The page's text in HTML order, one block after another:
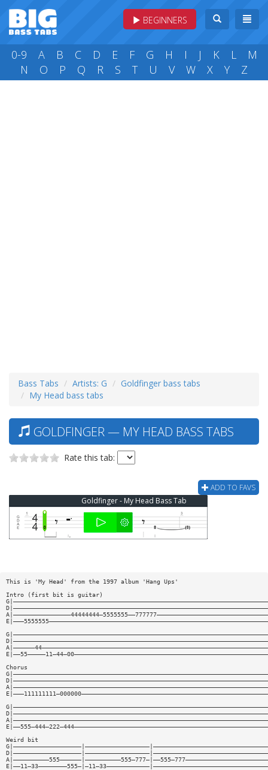
BEGINNERS
0-9 A B C D E F G H I J K L
M
N
O P Q R S T U V W X Y Z
Bass Tabs Artists: G
Goldfinger bass tabs
My Head bass tabs
GOLDFINGER — MY HEAD BASS TABS
Rate this tab:
ADD TO FAVS
Goldfinger - My Head Bass Tab
This is 'My Head' from the 1997 album 'Hang Ups'
Intro (first bit is guitar)
Chorus
Weird bit